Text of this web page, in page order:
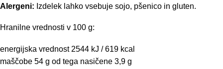
Alergeni: Izdelek lahko vsebuje sojo, pšenico in gluten.
Hranilne vrednosti v 100 g:
energijska vrednost 2544 kJ / 619 kcal
maščobe 54 g od tega nasičene 3,9 g